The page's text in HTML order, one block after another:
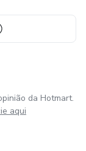
da Hotmart.
aqui